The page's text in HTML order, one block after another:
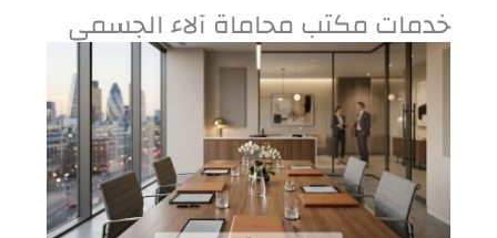
خدمات مكتب محاماة آلاء الجسمي